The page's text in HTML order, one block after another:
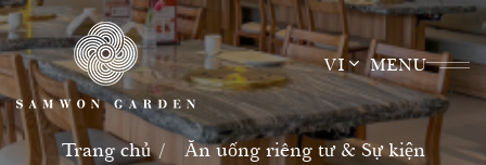
Skip
to
content
VI MENU
Trang chủ Ăn uống riêng tư & Sự kiện